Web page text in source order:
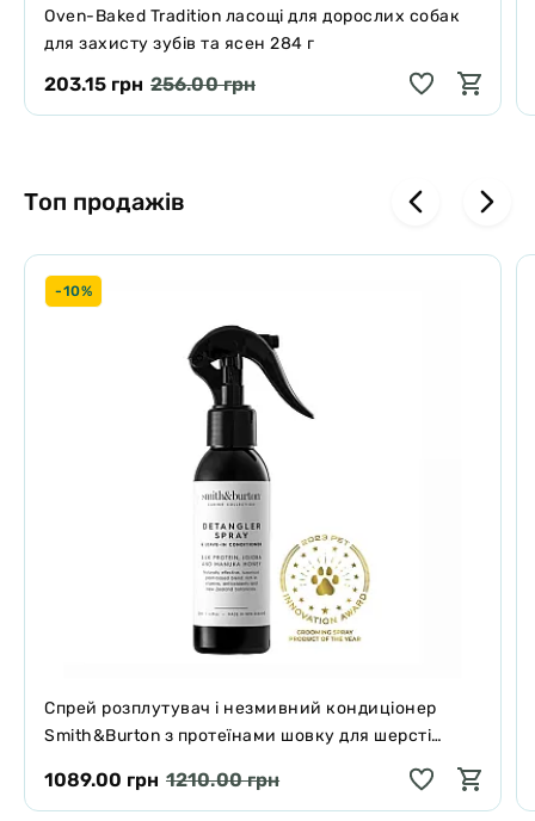
Oven-Baked Tradition ласощі для дорослих собак
для захисту зубів та ясен 284 г
203.15 грн 256.00 грн
Топ продажів
-10%
Спрей розплутувач і незмивний кондиціонер
Smith&Burton з протеїнами шовку для шерсті
1089.00 грн 1210.00 грн